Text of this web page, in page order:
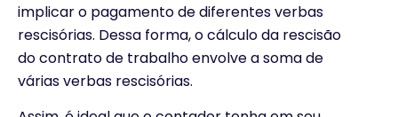
implicar o pagamento de diferentes verbas
rescisórias. Dessa forma, o cálculo da rescisão
do contrato de trabalho envolve a soma de
várias verbas rescisórias.